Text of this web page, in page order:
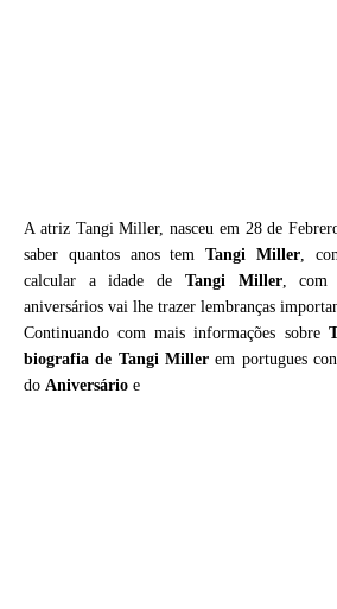
A atriz Tangi Miller, nasceu em 28 de
saber quantos anos temTangi Miller,
calcular a idade de Tangi Miller, com
aniversários vai lhe trazer lembranças
Continuando com mais informações sobre
biografia de Tangi Miller em portugues
do Aniversário e